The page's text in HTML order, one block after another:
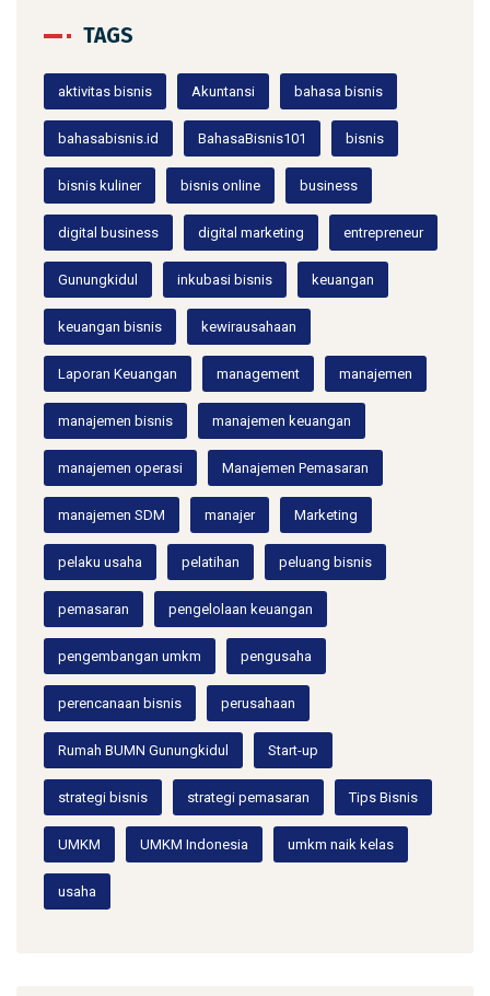
TAGS
aktivitas bisnis Akuntansi bahasa bisnis
bahasabisnis.id BahasaBisnis101 bisnis
bisnis kuliner bisnis online business
digital business digital marketing entrepreneur
Gunungkidul inkubasi bisnis keuangan
keuangan bisnis kewirausahaan
Laporan Keuangan management manajemen
manajemen bisnis manajemen keuangan
manajemen operasi Manajemen Pemasaran
manajemen SDM manajer Marketing
pelaku usaha pelatihan peluang bisnis
pemasaran pengelolaan keuangan
pengembangan umkm pengusaha
perencanaan bisnis perusahaan
Rumah BUMN Gunungkidul Start-up
strategi bisnis strategi pemasaran Tips Bisnis
UMKM UMKM Indonesia umkm naik kelas
usaha